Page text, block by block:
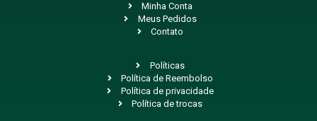
Minha Conta
Meus Pedidos
Contato
Políticas
Política de Reembolso
Política de privacidade
Política de trocas